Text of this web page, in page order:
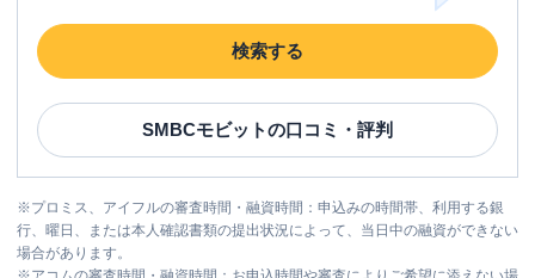
検索する
SMBCモビットの口コミ・評判
※プロミス、アイフルの審査時間・融資時間：申込みの時間帯、利用する銀
行、曜日、または本人確認書類の提出状況によって、当日中の融資ができない
場合があります。